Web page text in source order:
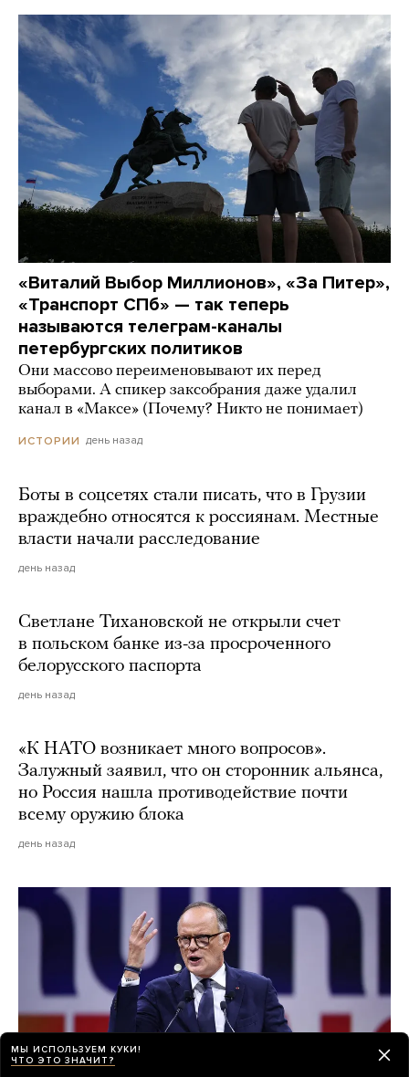
«Виталий Выбор Миллионов», «За Питер»,
«Транспорт СПб» — так теперь
называются телеграм-каналы
петербургских политиков
Они массово переименовывают их перед
выборами. А спикер заксобрания даже удалил
канал в «Максе» (Почему? Никто не понимает)
ИСТОРИИ день назад
Боты в соцсетях стали писать, что в Грузии
враждебно относятся к россиянам. Местные
власти начали расследование
день назад
Светлане Тихановской не открыли счет
в польском банке из-за просроченного
белорусского паспорта
день назад
«К НАТО возникает много вопросов».
Залужный заявил, что он сторонник альянса,
но Россия нашла противодействие почти
всему оружию блока
день назад
МЫ ИСПОЛЬЗУЕМ КУКИ!
ЧТО ЭТО ЗНАЧИТ?